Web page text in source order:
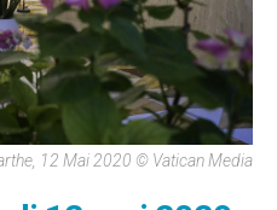
12 Mai 2020 © Vatican Media